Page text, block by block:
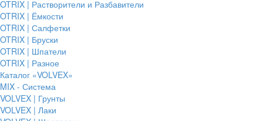
OTRIX | Растворители и Разбавители
OTRIX | Ёмкости
OTRIX | Салфетки
OTRIX | Бруски
OTRIX | Шпатели
OTRIX | Разное
Каталог «VOLVEX»
MIX - Система
VOLVEX | Грунты
VOLVEX | Лаки